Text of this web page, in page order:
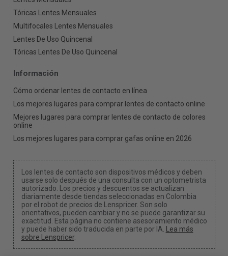
Tóricas Lentes Mensuales
Multifocales Lentes Mensuales
Lentes De Uso Quincenal
Tóricas Lentes De Uso Quincenal
Información
Cómo ordenar lentes de contacto en línea
Los mejores lugares para comprar lentes de contacto online
Mejores lugares para comprar lentes de contacto de colores
online
Los mejores lugares para comprar gafas online en 2026
Los lentes de contacto son dispositivos médicos y deben
usarse solo después de una consulta con un optometrista
autorizado. Los precios y descuentos se actualizan
diariamente desde tiendas seleccionadas en Colombia
por el robot de precios de Lenspricer. Son solo
orientativos, pueden cambiar y no se puede garantizar su
exactitud. Esta página no contiene asesoramiento médico
y puede haber sido traducida en parte por IA. Lea más
sobre Lenspricer.